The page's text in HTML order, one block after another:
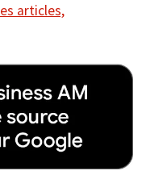
articles,